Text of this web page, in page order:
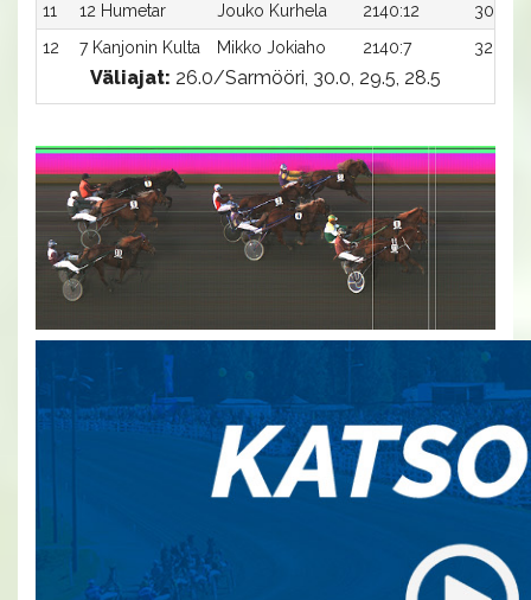
11
12 Humetar Jouko Kurhela 2140:12
30,9a
12
7 Kanjonin Kulta Mikko Jokiaho 2140:7 32,1a
Väliajat: 26.0/Sarmööri, 30.0, 29.5, 28.5